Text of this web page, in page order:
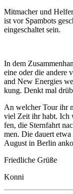
Mitmacher und
ist vor Spambots
eingeschaltet sein.
In dem
ei­ne oder die an­de­re
and New En­er­gies
kung. Denkt mal
An wel­cher Tour ihr
viel Zeit ihr habt. Ich
fen, die Stern­fahrt
men. Die dau­ert
Au­gust in Ber­lin
Friedliche Grüße
Konni